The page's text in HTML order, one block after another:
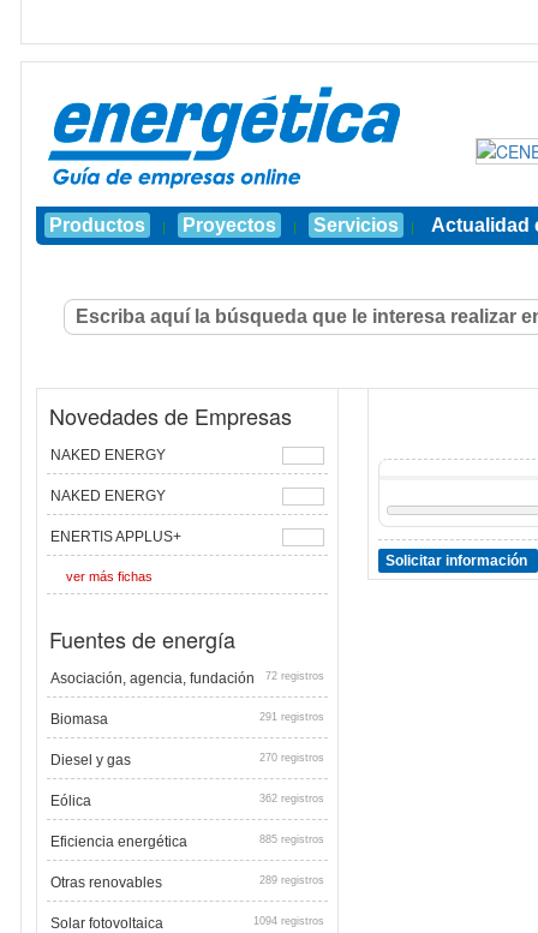
Productos | Proyectos | Servicios | Actualidad
Novedades de Empresas
NAKED ENERGY
NAKED ENERGY
ENERTIS APPLUS+
ver más fichas
Fuentes de energía
Asociación, agencia, fundación 72 registros
Biomasa 291 registros
Diesel y gas 270 registros
Eólica 362 registros
Eficiencia energética 885 registros
Otras renovables 289 registros
Solar fotovoltaica 1094 registros
Solicitar información